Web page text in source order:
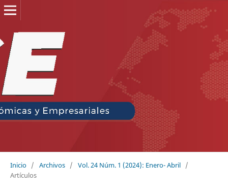
Inicio / Archivos / Vol. 24 Núm. 1 (2024): Enero- Abril /
Artículos